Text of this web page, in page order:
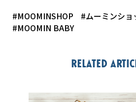
#MOOMINSHOP
#ムーミンショ
#MOOMIN BABY
Related